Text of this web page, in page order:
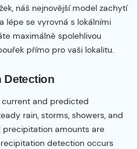
náš nejnovější model zachytí
lépe se vyrovná s lokálními
maximálně spolehlivou
přímo pro vaši lokalitu.
Detection
and predicted
rain, storms, showers, and
amounts are
detection occurs